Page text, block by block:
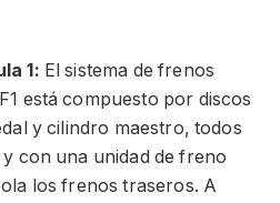
1: El sistema de frenos
está compuesto por discos
y cilindro maestro, todos
con una unidad de freno
los frenos traseros. A